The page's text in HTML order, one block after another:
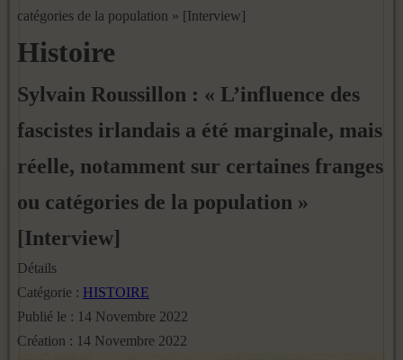
catégories de la population » [Interview]
Histoire
Sylvain Roussillon : « L’influence des
fascistes irlandais a été marginale, mais
réelle, notamment sur certaines franges
ou catégories de la population »
[Interview]
Détails
Catégorie : HISTOIRE
Publié le : 14 Novembre 2022
Création : 14 Novembre 2022